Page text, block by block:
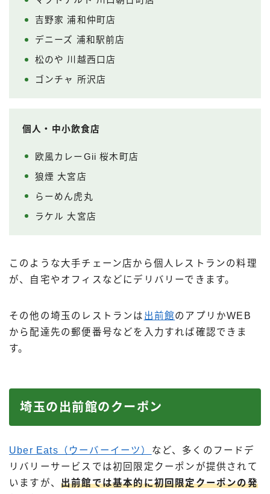
吉野家 浦和仲町店
デニーズ 浦和駅前店
松のや 川越西口店
ゴンチャ 所沢店
個人・中小飲食店
欧風カレーGii 桜木町店
狼煙 大宮店
らーめん虎丸
ラケル 大宮店
このような大手チェーン店から個人レストランの料理
が、自宅やオフィスなどにデリバリーできます。
その他の埼玉のレストランは 出前館のアプリかWEB
から配達先の郵便番号などを入力すれば確認できま
す。
埼玉の出前館のクーポン
Uber Eats（ウーバーイーツ） など、多くのフードデ
リバリーサービスでは初回限定クーポンが提供されて
いますが、 出前館では基本的に初回限定クーポンの発